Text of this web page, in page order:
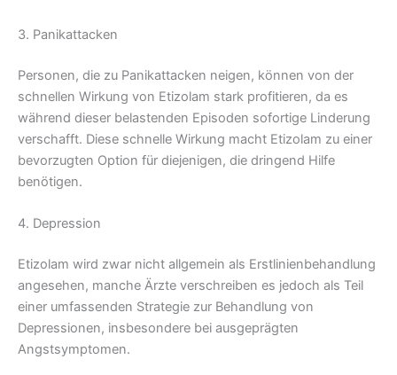
3. Panikattacken
Personen, die zu Panikattacken neigen, können von der
schnellen Wirkung von Etizolam stark profitieren, da es
während dieser belastenden Episoden sofortige Linderung
verschafft. Diese schnelle Wirkung macht Etizolam zu einer
bevorzugten Option für diejenigen, die dringend Hilfe
benötigen.
4. Depression
Etizolam wird zwar nicht allgemein als Erstlinienbehandlung
angesehen, manche Ärzte verschreiben es jedoch als Teil
einer umfassenden Strategie zur Behandlung von
Depressionen, insbesondere bei ausgeprägten
Angstsymptomen.